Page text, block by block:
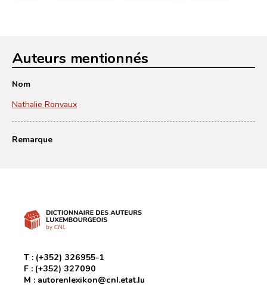
Auteurs mentionnés
Nom
Nathalie Ronvaux
Remarque
T : (+352) 326955-1
F : (+352) 327090
M : autorenlexikon@cnl.etat.lu